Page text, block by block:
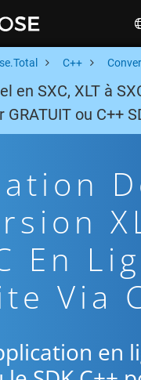
C++
en SXC, XLT à
ou C++
En
Via
en